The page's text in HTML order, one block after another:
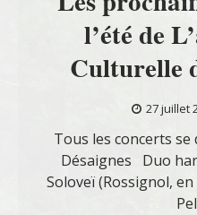
l’été de
Culturelle
27 juillet
Tous les concerts
Désaignes Duo
Soloveï (Rossignol, en